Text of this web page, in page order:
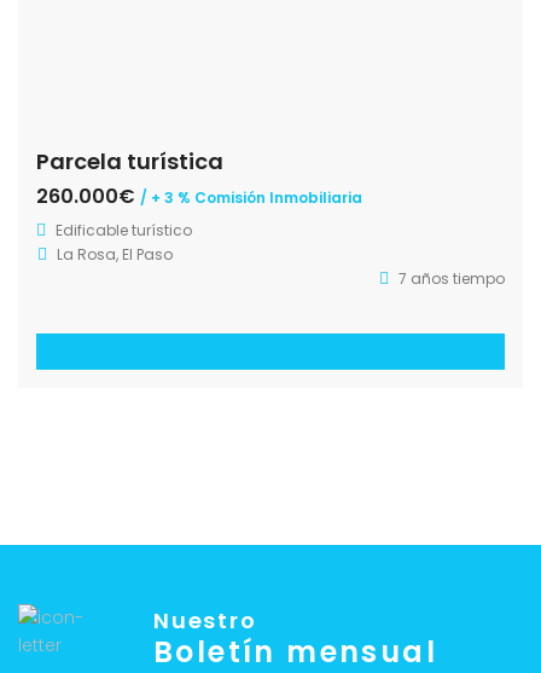
Parcela turística
260.000€ / + 3 % Comisión Inmobiliaria
Edificable turístico
La Rosa, El Paso
7 años tiempo
Nuestro
Boletín mensual